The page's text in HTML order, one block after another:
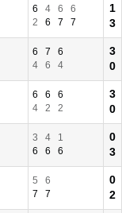
6 4 6
6
2
6 7 7
1
3
6 7
6
4
6 4
3
0
6 6
6
4
2 2
3
0
3 4
1
6
6 6
0
3
5
6
7
7
0
2